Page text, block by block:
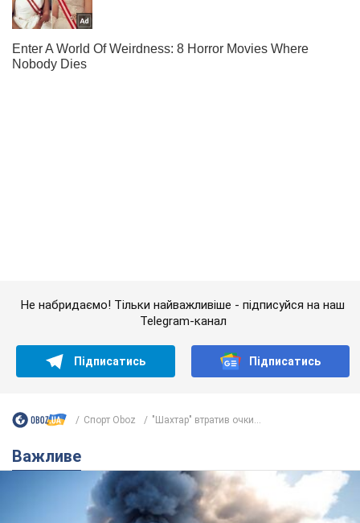
"У мене для росіян погані новини": Селезньов
припустив, чим закінчиться "війна складів"
Москва може стати "островом" і зануритися в темряву,
спрогнозував військовий експерт